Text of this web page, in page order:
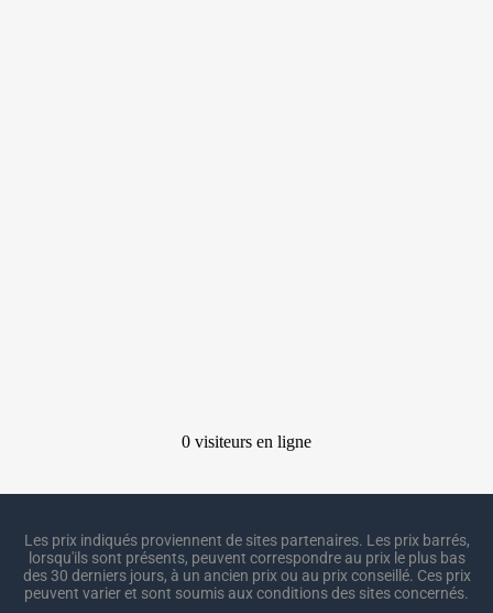
Les prix indiqués proviennent de sites partenaires. Les prix barrés,
lorsqu'ils sont présents, peuvent correspondre au prix le plus bas
des 30 derniers jours, à un ancien prix ou au prix conseillé. Ces prix
peuvent varier et sont soumis aux conditions des sites concernés.